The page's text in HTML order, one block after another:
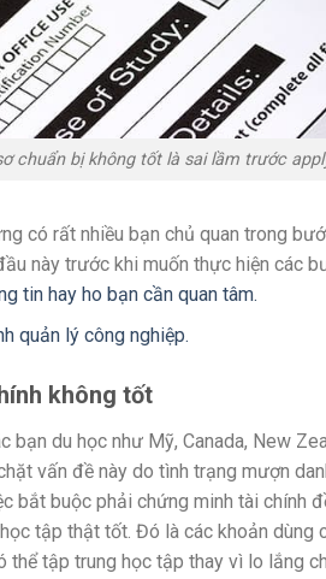
chuẩn bị không tốt là sai lầm trước
có rất nhiều bạn chủ quan trong
này trước khi muốn thực hiện các
tin hay ho bạn cần quan tâm.
quản lý công nghiệp.
không tốt
bạn du học như Mỹ, Canada, New
vấn đề này do tình trạng mượn
bắt buộc phải chứng minh tài chính
tập thật tốt. Đó là các khoản dùng
tập trung học tập thay vì lo lắng